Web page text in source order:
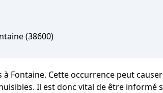
(38600)
Fontaine. Cette occurrence peut
Il est donc vital de être